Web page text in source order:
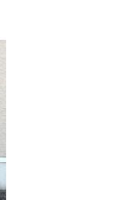
ナルドやグーフィ
旅していく。「キ
て世界の“鍵穴”を
して、離ればなれ
リを捜すために冒
ドナルド、グーフ
「キングダム ハ
ださい。